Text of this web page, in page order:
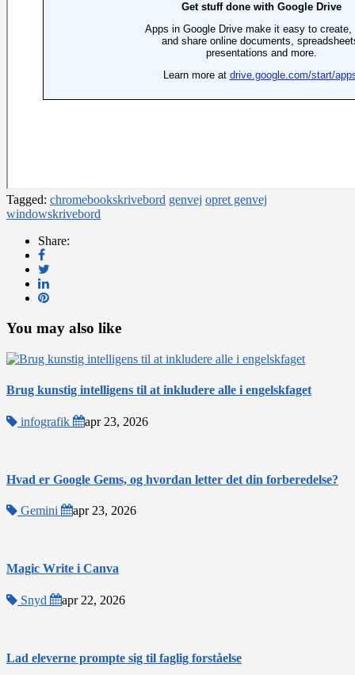
Tagged: chromebookskrivebord genvej opret genvej
windowskrivebord
Share:
You may also like
Brug kunstig intelligens til at inkludere alle i engelskfaget
infografik apr 23, 2026
Hvad er Google Gems, og hvordan letter det din forberedelse?
Gemini apr 23, 2026
Magic Write i Canva
Snyd apr 22, 2026
Lad eleverne prompte sig til faglig forståelse